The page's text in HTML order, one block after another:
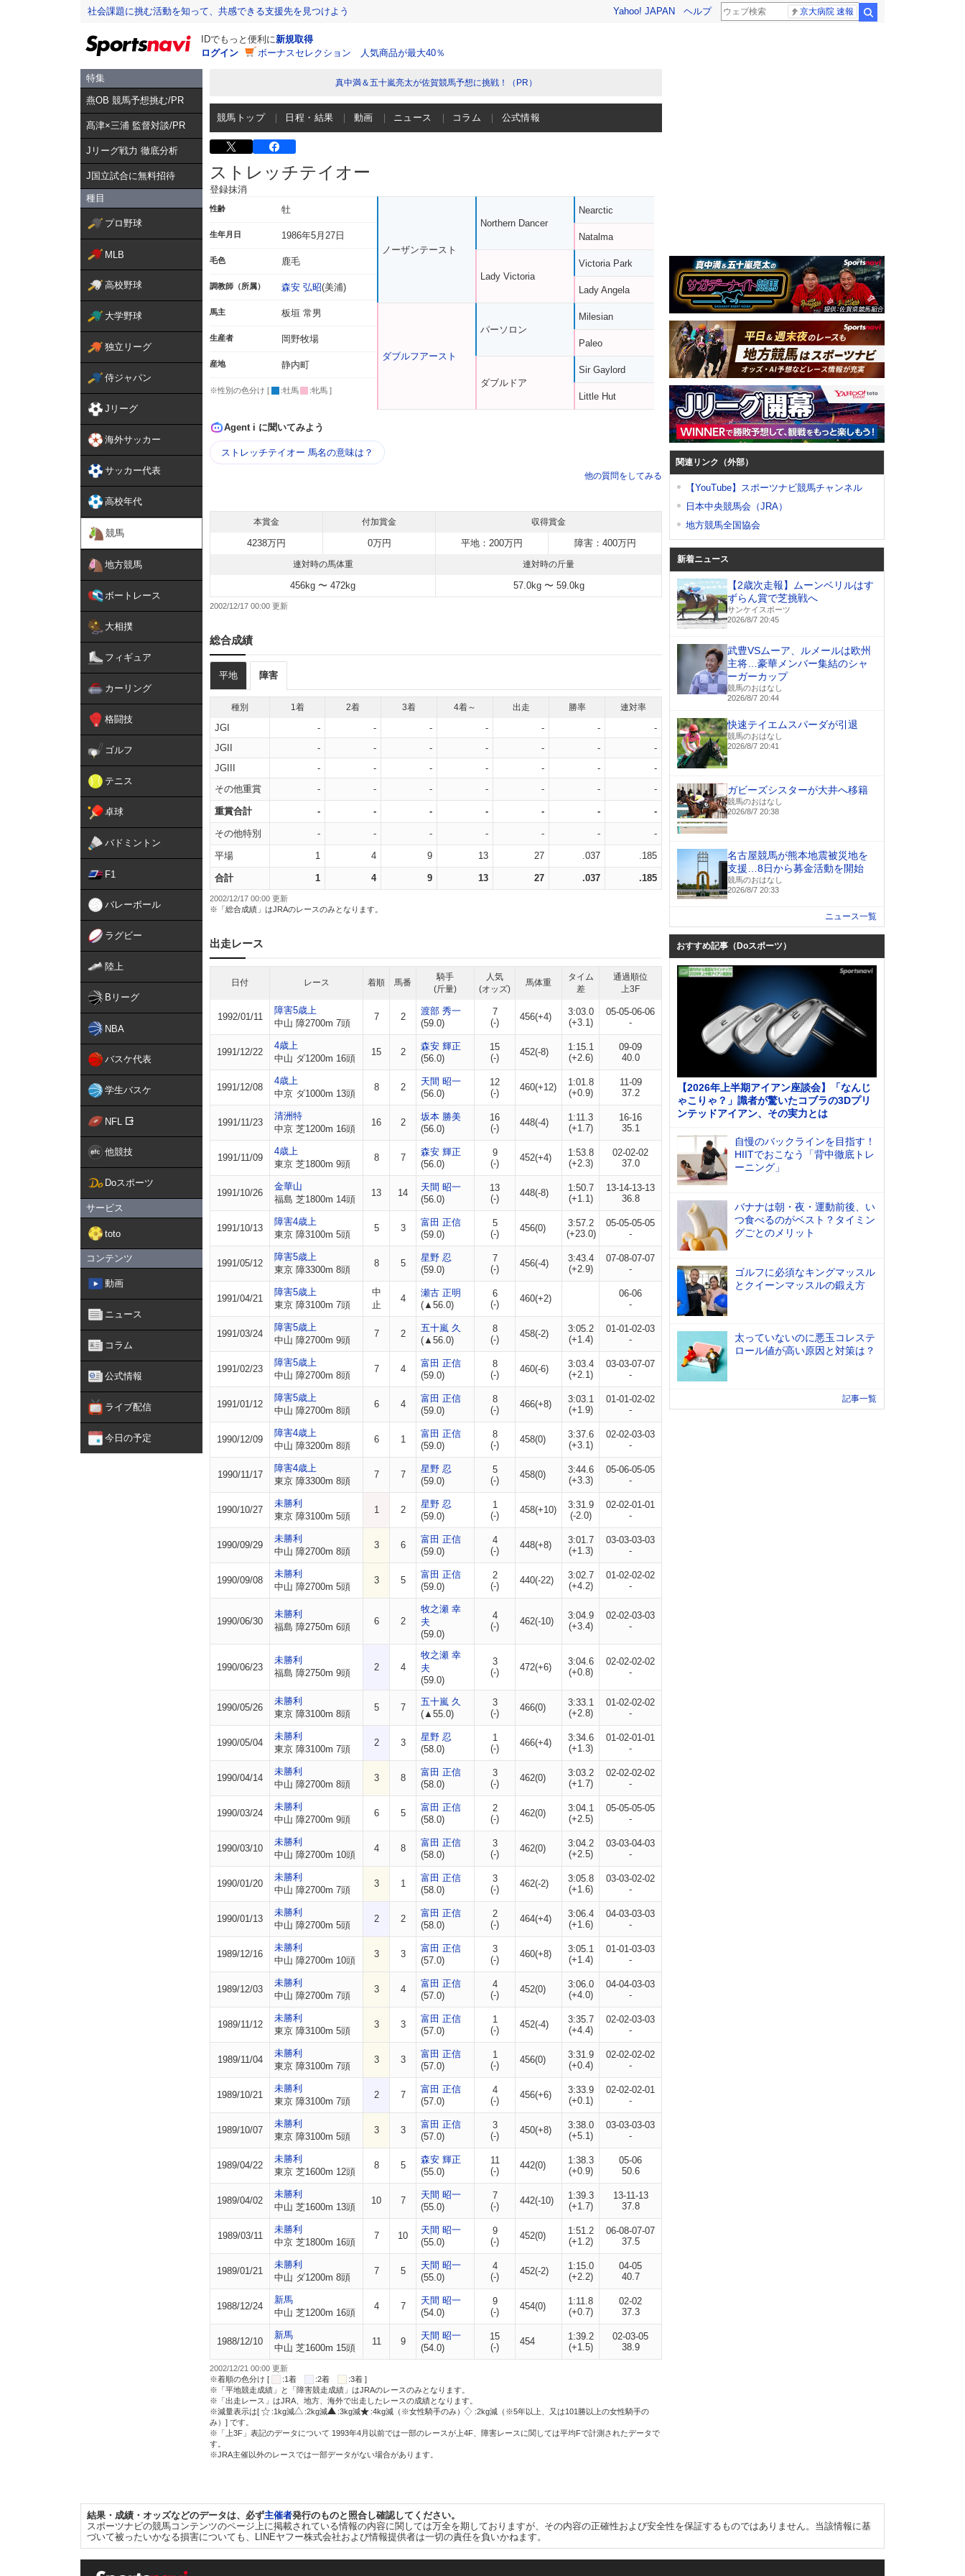
社会課題に挑む活動を知って、共感できる支援先を見つけよう Yahoo! JAPAN ヘルプ 京大病院 速報
IDでもっと便利に新規取得
ログイン
ボーナスセレクション 人気商品が最大40％
特集
燕OB 競馬予想挑む/PR
髙津×三浦 監督対談/PR
Jリーグ戦力 徹底分析
J国立試合に無料招待
種目
プロ野球
MLB
高校野球
大学野球
独立リーグ
侍ジャパン
Jリーグ
海外サッカー
サッカー代表
高校年代
競馬
地方競馬
ボートレース
大相撲
フィギュア
カーリング
格闘技
ゴルフ
テニス
卓球
バドミントン
F1
バレーボール
ラグビー
陸上
Bリーグ
NBA
バスケ代表
学生バスケ
NFL
他競技
Doスポーツ
サービス
toto
コンテンツ
動画
ニュース
コラム
公式情報
ライブ配信
今日の予定
真中満＆五十嵐亮太が佐賀競馬予想に挑戦！（PR）
競馬トップ 日程・結果 動画 ニュース コラム 公式情報
ストレッチテイオー
登録抹消
性齢 牡
生年月日 1986年5月27日
毛色 鹿毛
調教師（所属） 森安 弘昭(美浦)
馬主 板垣 常男
生産者 岡野牧場
産地 静内町
※性別の色分け [ :牡馬 :牝馬 ]
ノーザンテースト
ダブルフアースト
Northern Dancer
Lady Victoria
パーソロン
ダブルドア
Nearctic
Natalma
Victoria Park
Lady Angela
Milesian
Paleo
Sir Gaylord
Little Hut
Agent i に聞いてみよう
ストレッチテイオー 馬名の意味は？
他の質問をしてみる
本賞金 付加賞金 収得賞金
4238万円 0万円 平地：200万円 障害：400万円
連対時の馬体重 連対時の斤量
456kg 〜 472kg 57.0kg 〜 59.0kg
2002/12/17 00:00
総合成績
平地 障害
種別 1着 2着 3着 4着～ 出走 勝率 連対率
JGI - - - - - -
-
JGII
- - - - - -
-
JGIII
- - - - - -
-
その他重賞
- - - - - - -
重賞合計 - - - - - - -
その他特別 - - - - - - -
平場 1 4 9 13 27 .037 .185
合計 1 4 9 13 27 .037 .185
2002/12/17 00:00 更新
※「総合成績」はJRAのレースのみとなります。
出走レース
日付 レース 着順 馬番
騎手
(斤量)
人気
(オッズ)
馬体重
タイム
差
通過順位
上3F
1992/01/11
障害5歳上
中山 障2700m 7頭
7 2
渡部 秀一
(59.0)
7
(-)
456(+4)
3:03.0
(+3.1)
05-05-06-06
-
1991/12/22
4歳上
中山 ダ1200m 16頭
15 2
森安 輝正
(56.0)
15
(-)
452(-8)
1:15.1
(+2.6)
09-09
40.0
1991/12/08
4歳上
中京 ダ1000m 13頭
8 2
天間 昭一
(56.0)
12
(-)
460(+12)
1:01.8
(+0.9)
11-09
37.2
1991/11/23
清洲特
中京 芝1200m 16頭
16 2
坂本 勝美
(56.0)
16
(-)
448(-4)
1:11.3
(+1.7)
16-16
35.1
1991/11/09
4歳上
東京 芝1800m 9頭
8 7
森安 輝正
(56.0)
9
(-)
452(+4)
1:53.8
(+2.3)
02-02-02
37.0
1991/10/26
金華山
福島 芝1800m 14頭
13 14
天間 昭一
(56.0)
13
(-)
448(-8)
1:50.7
(+1.1)
13-14-13-13
36.8
1991/10/13
障害4歳上
東京 障3100m 5頭
5 3
富田 正信
(59.0)
5
(-)
456(0)
3:57.2
(+23.0)
05-05-05-05
-
1991/05/12
障害5歳上
東京 障3300m 8頭
8 5
星野 忍
(59.0)
7
(-)
456(-4)
3:43.4
(+2.9)
07-08-07-07
-
1991/04/21
障害5歳上
東京 障3100m 7頭
中
止
4
瀬古 正明
(▲56.0)
6
(-)
460(+2)
06-06
-
1991/03/24
障害5歳上
中山 障2700m 9頭
7 2
五十嵐 久
(▲56.0)
8
(-)
458(-2)
3:05.2
(+1.4)
01-01-02-03
-
1991/02/23
障害5歳上
中山 障2700m 8頭
7 4
富田 正信
(59.0)
8
(-)
460(-6)
3:03.4
(+2.1)
03-03-07-07
-
1991/01/12
障害5歳上
中山 障2700m 8頭
6 4
富田 正信
(59.0)
8
(-)
466(+8)
3:03.1
(+1.9)
01-01-02-02
-
1990/12/09
障害4歳上
中山 障3200m 8頭
6 1
富田 正信
(59.0)
8
(-)
458(0)
3:37.6
(+3.1)
02-02-03-03
-
1990/11/17
障害4歳上
東京 障3300m 8頭
7 7
星野 忍
(59.0)
5
(-)
458(0)
3:44.6
(+3.3)
05-06-05-05
-
1990/10/27
未勝利
東京 障3100m 5頭
1 2
星野 忍
(59.0)
1
(-)
458(+10)
3:31.9
(-2.0)
02-02-01-01
-
1990/09/29
未勝利
中山 障2700m 8頭
3 6
富田 正信
(59.0)
4
(-)
448(+8)
3:01.7
(+1.3)
03-03-03-03
-
1990/09/08
未勝利
中山 障2700m 5頭
3 5
富田 正信
(59.0)
2
(-)
440(-22)
3:02.7
(+4.2)
01-02-02-02
-
1990/06/30
未勝利
福島 障2750m 6頭
6 2
牧之瀬 幸
夫
(59.0)
4
(-)
462(-10)
3:04.9
(+3.4)
02-02-03-03
-
1990/06/23
未勝利
福島 障2750m 9頭
2 4
牧之瀬 幸
夫
(59.0)
3
(-)
472(+6)
3:04.6
(+0.8)
02-02-02-02
-
1990/05/26
未勝利
東京 障3100m 8頭
5 7
五十嵐 久
(▲55.0)
3
(-)
466(0)
3:33.1
(+2.8)
01-02-02-02
-
1990/05/04
未勝利
東京 障3100m 7頭
2 3
星野 忍
(58.0)
1
(-)
466(+4)
3:34.6
(+1.3)
01-02-01-01
-
1990/04/14
未勝利
中山 障2700m 8頭
3 8
富田 正信
(58.0)
3
(-)
462(0)
3:03.2
(+1.7)
02-02-02-02
-
1990/03/24
未勝利
中山 障2700m 9頭
6 5
富田 正信
(58.0)
2
(-)
462(0)
3:04.1
(+2.5)
05-05-05-05
-
1990/03/10
未勝利
中山 障2700m 10頭
4 8
富田 正信
(58.0)
3
(-)
462(0)
3:04.2
(+2.5)
03-03-04-03
-
1990/01/20
未勝利
中山 障2700m 7頭
3 1
富田 正信
(58.0)
3
(-)
462(-2)
3:05.8
(+1.6)
03-03-02-02
-
1990/01/13
未勝利
中山 障2700m 5頭
2 2
富田 正信
(58.0)
2
(-)
464(+4)
3:06.4
(+1.6)
04-03-03-03
-
1989/12/16
未勝利
中山 障2700m 10頭
3 3
富田 正信
(57.0)
3
(-)
460(+8)
3:05.1
(+1.4)
01-01-03-03
-
1989/12/03
未勝利
中山 障2700m 7頭
3 4
富田 正信
(57.0)
4
(-)
452(0)
3:06.0
(+4.0)
04-04-03-03
-
1989/11/12
未勝利
東京 障3100m 5頭
3 3
富田 正信
(57.0)
1
(-)
452(-4)
3:35.7
(+4.4)
02-02-03-03
-
1989/11/04
未勝利
東京 障3100m 7頭
3 3
富田 正信
(57.0)
1
(-)
456(0)
3:31.9
(+0.4)
02-02-02-02
-
1989/10/21
未勝利
東京 障3100m 7頭
2 7
富田 正信
(57.0)
4
(-)
456(+6)
3:33.9
(+0.1)
02-02-02-01
-
1989/10/07
未勝利
東京 障3100m 5頭
3 3
富田 正信
(57.0)
3
(-)
450(+8)
3:38.0
(+5.1)
03-03-03-03
-
1989/04/22
未勝利
東京 芝1600m 12頭
8 5
森安 輝正
(55.0)
11
(-)
442(0)
1:38.3
(+0.9)
05-06
50.6
1989/04/02
未勝利
中山 芝1600m 13頭
10 7
天間 昭一
(55.0)
7
(-)
442(-10)
1:39.3
(+1.7)
13-11-13
37.8
1989/03/11
未勝利
中京 芝1800m 16頭
7 10
天間 昭一
(55.0)
9
(-)
452(0)
1:51.2
(+1.2)
06-08-07-07
37.5
1989/01/21
未勝利
中山 ダ1200m 8頭
7 5
天間 昭一
(55.0)
4
(-)
452(-2)
1:15.0
(+2.2)
04-05
40.7
1988/12/24
新馬
中山 芝1200m 16頭
4 7
天間 昭一
(54.0)
9
(-)
454(0)
1:11.8
(+0.7)
02-02
37.3
1988/12/10
新馬
中山 芝1600m 15頭
11 9
天間 昭一
(54.0)
15
(-)
454
1:39.2
(+1.5)
02-03-05
38.9
2002/12/21 00:00 更新
※着順の色分け [
:1着 :2着
:3着 ]
※「平地競走成績」と「障害競走成績」はJRAのレースのみとなります。
※「出走レース」はJRA、地方、海外で出走したレースの成績となります。
※減量表示は[
:1kg減 :2kg減 :3kg減 :4kg減（※女性騎手のみ）
:2kg減（※5年以上、又は101勝以上の女性騎手の
み）] です。
※「上3F」表記のデータについて 1993年4月以前では一部のレースが上4F、障害レースに関しては平均Fで計測されたデータで
す。
※JRA主催以外のレースでは一部データがない場合があります。
関連リンク（外部）
【YouTube】スポーツナビ競馬チャンネル
日本中央競馬会（JRA）
地方競馬全国協会
新着ニュース
【2歳次走報】ムーンベリルはす
ずらん賞で芝挑戦へ
サンケイスポーツ
2026/8/7 20:45
武豊VSムーア、ルメールは欧州
主将…豪華メンバー集結のシャ
ーガーカップ
競馬のおはなし
2026/8/7 20:44
快速テイエムスパーダが引退
競馬のおはなし
2026/8/7 20:41
ガビーズシスターが大井へ移籍
競馬のおはなし
2026/8/7 20:38
名古屋競馬が熊本地震被災地を
支援…8日から募金活動を開始
競馬のおはなし
2026/8/7 20:33
ニュース一覧
おすすめ記事（Doスポーツ）
【2026年上半期アイアン座談会】「なんじ
ゃこりゃ？」識者が驚いたコブラの3Dプリ
ンテッドアイアン、その実力とは
自慢のバックラインを目指す！
HIITでおこなう「背中徹底トレ
ーニング」
バナナは朝・夜・運動前後、い
つ食べるのがベスト？タイミン
グごとのメリット
ゴルフに必須なキングマッスル
とクイーンマッスルの鍛え方
太っていないのに悪玉コレステ
ロール値が高い原因と対策は？
記事一覧
結果・成績・オッズなどのデータは、必ず主催者発行のものと照合し確認してください。
スポーツナビの競馬コンテンツのページ上に掲載されている情報の内容に関しては万全を期しておりますが、その内容の正確性および安全性を保証するものではありません。当該情報に基
づいて被ったいかなる損害についても、LINEヤフー株式会社および情報提供者は一切の責任を負いかねます。